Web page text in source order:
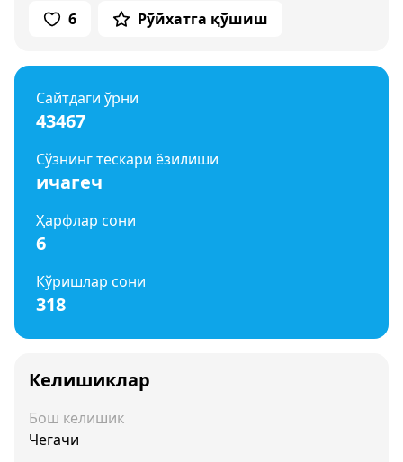
6 Рўйхатга қўшиш
Сайтдаги ўрни
43467
Сўзнинг тескари ёзилиши
ичагеч
Ҳарфлар сони
6
Кўришлар сони
318
Келишиклар
Бош келишик
Чегачи